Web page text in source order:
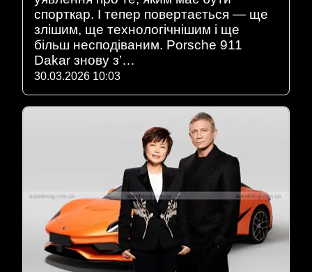
спорткар. І тепер повертається — ще
злішим, ще технологічнішим і ще
більш несподіваним. Porsche 911
Dakar знову з’…
30.03.2026 10:03